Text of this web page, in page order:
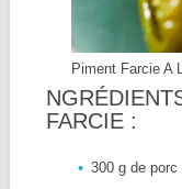
Piment Farcie A
FARCIE :
300 g de porc